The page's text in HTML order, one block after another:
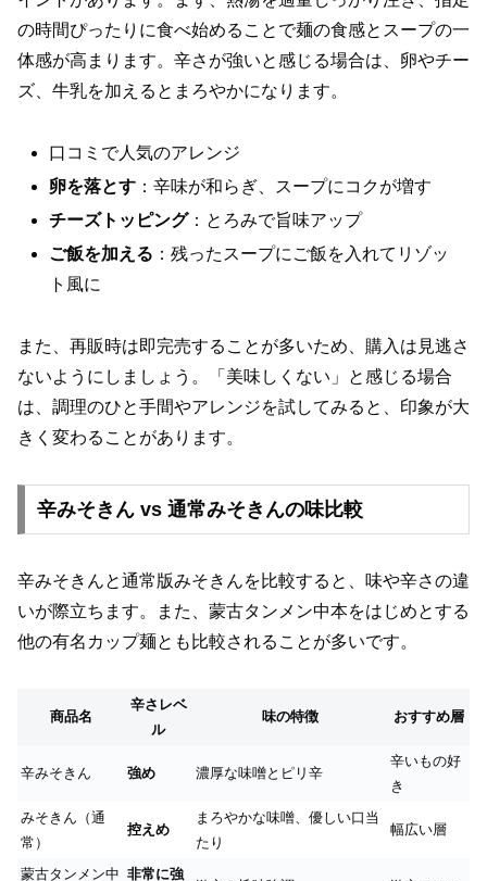
の時間ぴったりに食べ始めることで麺の食感とスープの一
体感が高まります。辛さが強いと感じる場合は、卵やチー
ズ、牛乳を加えるとまろやかになります。
口コミで人気のアレンジ
卵を落とす ：辛味が和らぎ、スープにコクが増す
チーズトッピング：とろみで旨味アップ
ご飯を加える ：残ったスープにご飯を入れてリゾッ
ト風に
また、再販時は即完売することが多いため、購入は見逃さ
ないようにしましょう。「美味しくない」と感じる場合
は、調理のひと手間やアレンジを試してみると、印象が大
きく変わることがあります。
辛みそきん vs 通常みそきんの味比較
辛みそきんと通常版みそきんを比較すると、味や辛さの違
いが際立ちます。また、蒙古タンメン中本をはじめとする
他の有名カップ麺とも比較されることが多いです。
商品名
辛さレベ
ル
味の特徴 おすすめ層
辛みそきん 強め 濃厚な味噌とピリ辛
辛いもの好
き
みそきん（通
常）
控えめ
まろやかな味噌、優しい口当
たり
幅広い層
蒙古タンメン中 非常に強